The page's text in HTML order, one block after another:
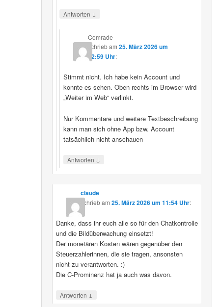
Antworten ↓
Comrade
schriebam 25. März 2026 um
12:59 Uhr:
Stimmt nicht. Ich habe kein Account und
konnte es sehen. Oben rechts im Browser wird
„Weiter im Web“ verlinkt.
Nur Kommentare und weitere Textbeschreibung
kann man sich ohne App bzw. Account
tatsächlich nicht anschauen
Antworten ↓
claude
schriebam 25. März 2026 um 11:54 Uhr:
Danke, dass ihr euch alle so für den Chatkontrolle
und die Bildüberwachung einsetzt!
Der monetären Kosten wären gegenüber den
Steuerzahlerinnen, die sie tragen, ansonsten
nicht zu verantworten. :)
Die C-Prominenz hat ja auch was davon.
Antworten ↓